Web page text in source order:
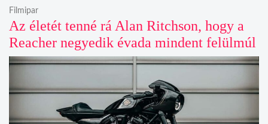
Az életét tenné rá Alan Ritchson, hogy a
Reacher negyedik évada mindent felülmúl
Filmipar